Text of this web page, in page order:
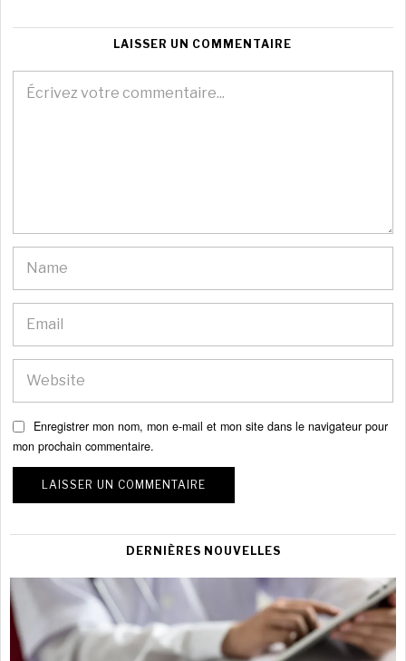
LAISSER UN COMMENTAIRE
Enregistrer mon nom, mon e-mail et mon site dans le navigateur pour
mon prochain commentaire.
DERNIÈRES NOUVELLES